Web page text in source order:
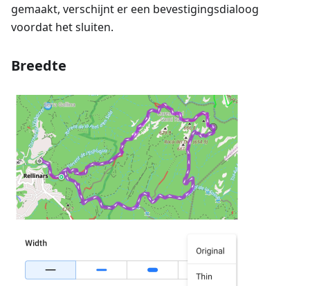
gemaakt, verschijnt er een bevestigingsdialoog
voordat het sluiten.
Breedte